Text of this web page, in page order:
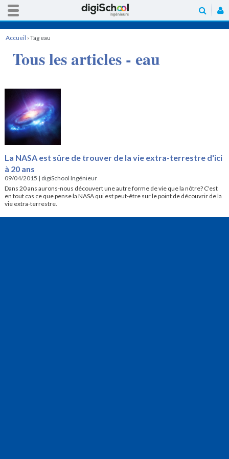
Accueil › Tag eau
Tous les articles - eau
La NASA est sûre de trouver de la vie extra-terrestre d'ici
à 20 ans
09/04/2015 | digiSchool Ingénieur
Dans 20 ans aurons-nous découvert une autre forme de vie que la nôtre? C'est
en tout cas ce que pense la NASA qui est peut-être sur le point de découvrir de la
vie extra-terrestre.